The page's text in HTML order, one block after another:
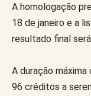
A homologação
18 de janeiro e a
resultado final
A duração
96 créditos a